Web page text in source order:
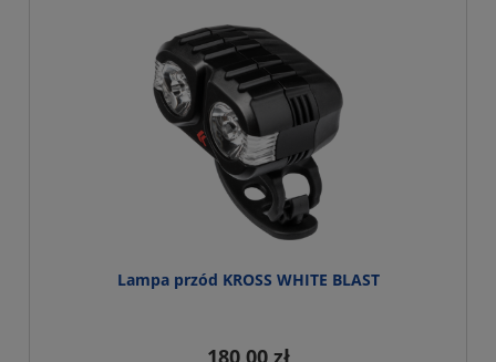
Lampa przód KROSS WHITE BLAST
180,00 zł